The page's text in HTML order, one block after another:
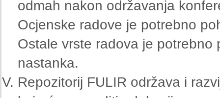
odmah nakon održavanja
Ocjenske radove je potrebno
Ostale vrste radova je
nastanka.
Repozitorij FULIR održava i